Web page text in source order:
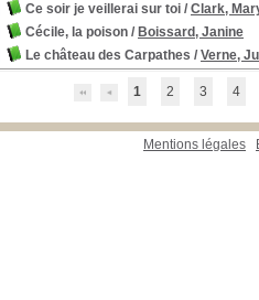
Ce soir je veillerai sur toi / Clark,
Cécile, la poison / Boissard, Janine
Le château des Carpathes / Verne,
1 2 3 4
Mentions légales